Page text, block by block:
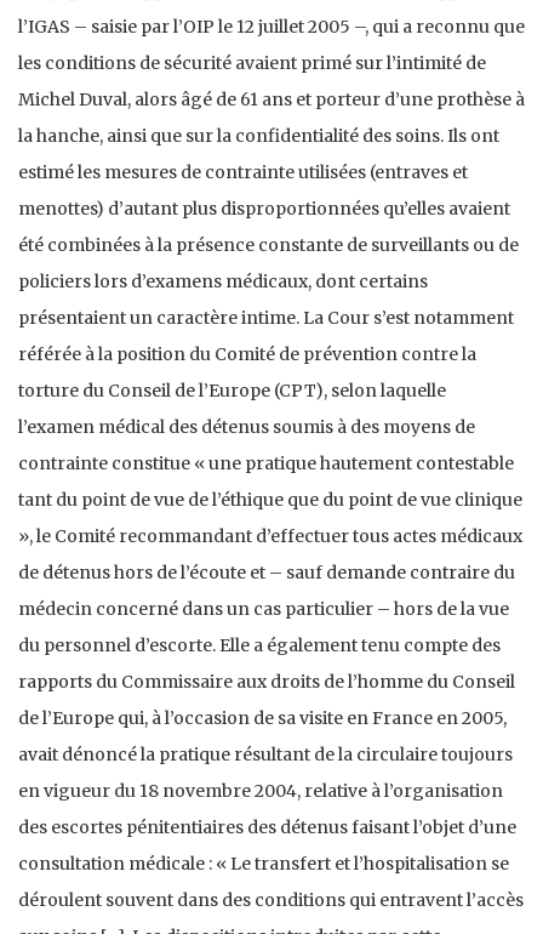
l’IGAS – saisie par l’OIP le 12 juillet 2005 –, qui a reconnu que
les conditions de sécurité avaient primé sur l’intimité de
Michel Duval, alors âgé de 61 ans et porteur d’une prothèse à
la hanche, ainsi que sur la confidentialité des soins. Ils ont
estimé les mesures de contrainte utilisées (entraves et
menottes) d’autant plus disproportionnées qu’elles avaient
été combinées à la présence constante de surveillants ou de
policiers lors d’examens médicaux, dont certains
présentaient un caractère intime. La Cour s’est notamment
référée à la position du Comité de prévention contre la
torture du Conseil de l’Europe (CPT), selon laquelle
l’examen médical des détenus soumis à des moyens de
contrainte constitue « une pratique hautement contestable
tant du point de vue de l’éthique que du point de vue clinique
», le Comité recommandant d’effectuer tous actes médicaux
de détenus hors de l’écoute et – sauf demande contraire du
médecin concerné dans un cas particulier – hors de la vue
du personnel d’escorte. Elle a également tenu compte des
rapports du Commissaire aux droits de l’homme du Conseil
de l’Europe qui, à l’occasion de sa visite en France en 2005,
avait dénoncé la pratique résultant de la circulaire toujours
en vigueur du 18 novembre 2004, relative à l’organisation
des escortes pénitentiaires des détenus faisant l’objet d’une
consultation médicale : « Le transfert et l’hospitalisation se
déroulent souvent dans des conditions qui entravent l’accès